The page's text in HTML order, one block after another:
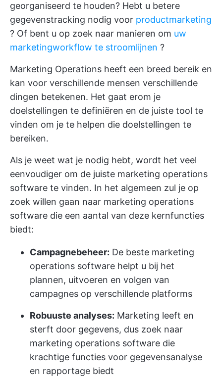
georganiseerd te houden? Hebt u betere
gegevenstracking nodig voor productmarketing
? Of bent u op zoek naar manieren om uw
marketingworkflow te stroomlijnen ?
Marketing Operations heeft een breed bereik en
kan voor verschillende mensen verschillende
dingen betekenen. Het gaat erom je
doelstellingen te definiëren en de juiste tool te
vinden om je te helpen die doelstellingen te
bereiken.
Als je weet wat je nodig hebt, wordt het veel
eenvoudiger om de juiste marketing operations
software te vinden. In het algemeen zul je op
zoek willen gaan naar marketing operations
software die een aantal van deze kernfuncties
biedt:
Campagnebeheer: De beste marketing
operations software helpt u bij het
plannen, uitvoeren en volgen van
campagnes op verschillende platforms
Robuuste analyses: Marketing leeft en
sterft door gegevens, dus zoek naar
marketing operations software die
krachtige functies voor gegevensanalyse
en rapportage biedt